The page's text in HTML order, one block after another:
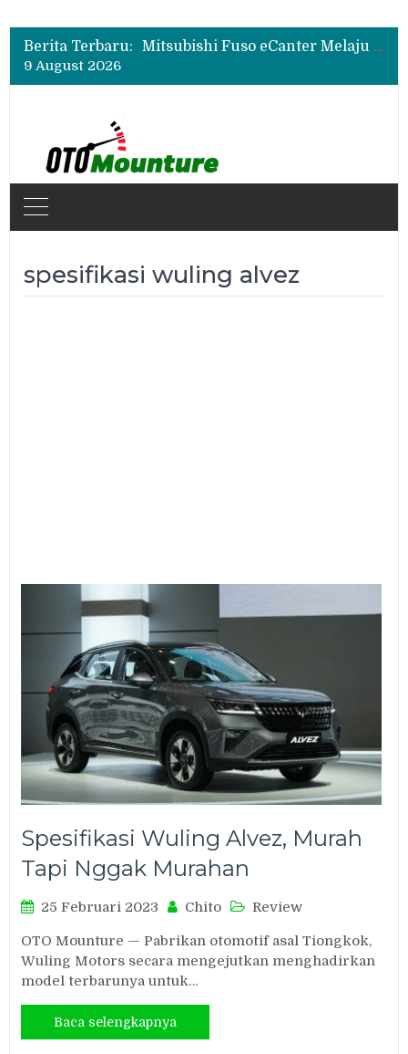
Berita Terbaru:
Mitsubishi Fuso Dorong Armada Minim Downtime lewat VIP Fleet Training 2026
Mitsubishi Fuso eCanter Melaju di Bisnis Logistik, Fastana Jadi Pengguna Baru
Mitsubishi Fuso Dorong Armada Minim Downtime lewat VIP Fleet Training 2026
9 August 2026
spesifikasi wuling alvez
Spesifikasi Wuling Alvez, Murah
Tapi Nggak Murahan
25 Februari 2023 Chito Review
OTO Mounture — Pabrikan otomotif asal Tiongkok,
Wuling Motors secara mengejutkan menghadirkan
model terbarunya untuk…
Baca selengkapnya